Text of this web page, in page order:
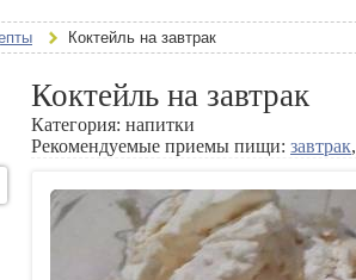
Коктейль на завтрак
Коктейль на завтрак
Категория: напитки
Рекомендуемые приемы пищи: завтрак,